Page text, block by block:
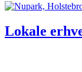
Lokale